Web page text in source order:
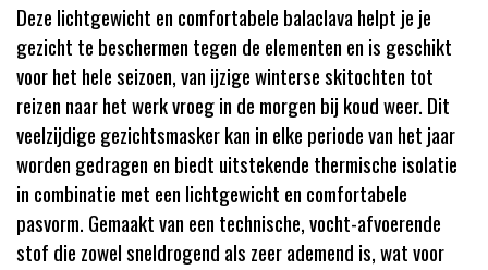
Deze lichtgewicht en comfortabele balaclava helpt je je
gezicht te beschermen tegen de elementen en is geschikt
voor het hele seizoen, van ijzige winterse skitochten tot
reizen naar het werk vroeg in de morgen bij koud weer. Dit
veelzijdige gezichtsmasker kan in elke periode van het jaar
worden gedragen en biedt uitstekende thermische isolatie
in combinatie met een lichtgewicht en comfortabele
pasvorm. Gemaakt van een technische, vocht-afvoerende
stof die zowel sneldrogend als zeer ademend is, wat voor